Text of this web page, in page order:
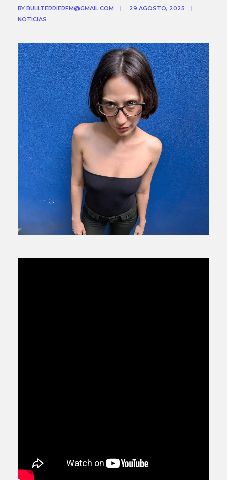
BY BULLTERRIERFM@GMAIL.COM | 29 AGOSTO, 2025
|
NOTICIAS